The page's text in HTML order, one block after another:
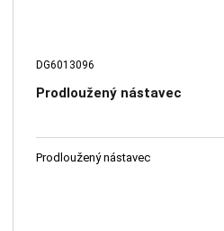
DG6013096
Prodloužený nástavec
Prodloužený nástavec